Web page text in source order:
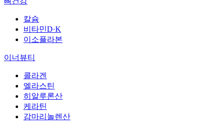
칼슘
비타민D·K
이소플라본
이너뷰티
콜라겐
엘라스틴
히알루론산
케라틴
감마리놀렌산